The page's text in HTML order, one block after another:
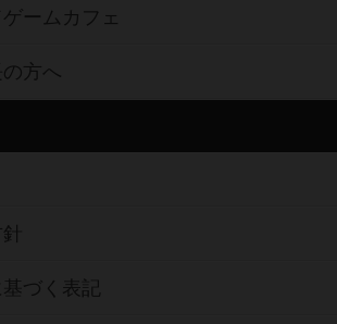
ームカフェ
方へ
づく表記